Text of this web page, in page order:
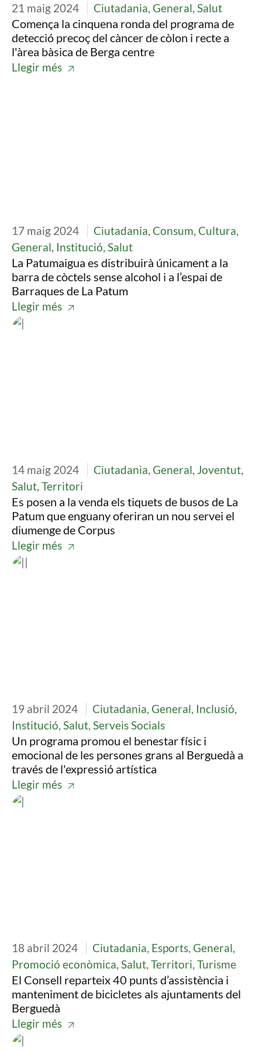
21 maig 2024 Ciutadania, General, Salut
Comença la cinquena ronda del programa de
detecció precoç del càncer de còlon i recte a
l'àrea bàsica de Berga centre
Llegir més
17 maig 2024
Ciutadania, Consum, Cultura,
General, Institució, Salut
La Patumaigua es distribuirà únicament a la
barra de còctels sense alcohol i a l’espai de
Barraques de La Patum
Llegir més
Imatge
14 maig 2024
Ciutadania, General, Joventut,
Salut, Territori
Es posen a la venda els tiquets de busos de La
Patum que enguany oferiran un nou servei el
diumenge de Corpus
Llegir més
Imatge
19 abril 2024
Ciutadania, General, Inclusió,
Institució, Salut, Serveis Socials
Un programa promou el benestar físic i
emocional de les persones grans al Berguedà a
través de l'expressió artística
Llegir més
Imatge
18 abril 2024
Ciutadania, Esports, General,
Promoció econòmica, Salut, Territori, Turisme
El Consell reparteix 40 punts d’assistència i
manteniment de bicicletes als ajuntaments del
Berguedà
Llegir més
Imatge